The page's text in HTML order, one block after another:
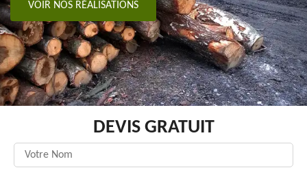
VOIR NOS RÉALISATIONS
DEVIS GRATUIT